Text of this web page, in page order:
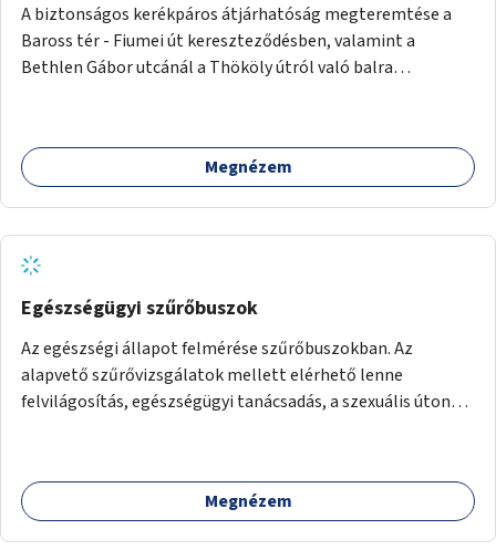
A biztonságos kerékpáros átjárhatóság megteremtése a
Baross tér - Fiumei út kereszteződésben, valamint a
Bethlen Gábor utcánál a Thököly útról való balra
Megnézem
Egészségügyi szűrőbuszok
Az egészségi állapot felmérése szűrőbuszokban. Az
alapvető szűrővizsgálatok mellett elérhető lenne
felvilágosítás, egészségügyi tanácsadás, a szexuális úton
Megnézem